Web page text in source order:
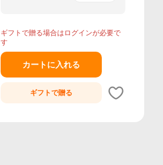
ギフトで贈る場合はログインが必要で
す
カートに入れる
ギフトで贈る